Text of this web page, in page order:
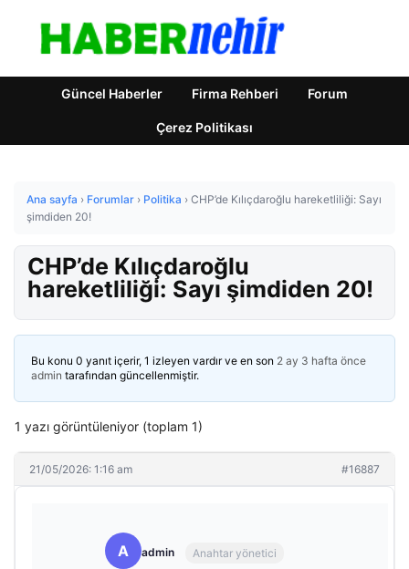
Güncel Haberler Firma Rehberi Forum
Çerez Politikası
Ana sayfa › Forumlar › Politika › CHP’de Kılıçdaroğlu hareketliliği: Sayı
şimdiden 20!
CHP’de Kılıçdaroğlu
hareketliliği: Sayı şimdiden 20!
Bu konu 0 yanıt içerir, 1 izleyen vardır ve en son 2 ay 3 hafta önce
admin tarafından güncellenmiştir.
1 yazı görüntüleniyor (toplam 1)
21/05/2026: 1:16 am #16887
A admin Anahtar yönetici